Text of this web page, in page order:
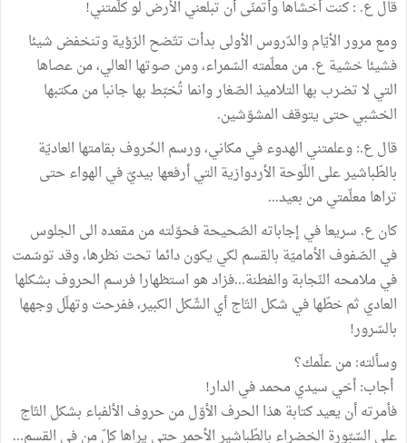
قال ع. : كنت أخشاها وأتمنّى أن تبلعني الأرض لو كلّمتني!
ومع مرور الأيّام والدّروس الأولى بدأت تتّضح الرّؤية وتنخفض شيئا
فشيئا خشية ع. من معلّمته السّمراء، ومن صوتها العالي، من عصاها
التي لا تضرب بها التلاميذ الصّغار وانما تُخبّط بها جانبا من مكتبها
الخشبي حتى يتوقف المشوّشين.
قال ع.: وعلمتني الهدوء في مكاني، ورسم الحُروف بقامتها العاديّة
بالطّباشير على اللّوحة الأردوازية التي أرفعها بيديّ في الهواء حتى
تراها معلّمتي من بعيد...
كان ع. سريعا في إجاباته الصّحيحة فحوّلته من مقعده الى الجلوس
في الصّفوف الأماميّة بالقسم لكي يكون دائما تحت نظرها، وقد توسّمت
في ملامحه النّجابة والفطنة...فزاد هو استظهارا فرسم الحروف بشكلها
العادي ثم خطّها في شكل التّاج أي الشّكل الكبير، ففرحت وتهلّل وجهها
بالسّرور!
وسألته: من علّمك؟
أجاب: أخي سيدي محمد في الدار!
فأمرته أن يعيد كتابة هذا الحرف الأوّل من حروف الألفباء بشكل التّاج
على السّبّورة الخضراء بالطّباشير الأحمر حتى يراها كلّ من في القسم...